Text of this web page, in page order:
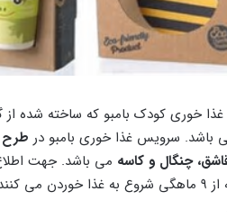
سرویس غذا خوری بامبو در طرح
چنگال و کاسه می باشد. جهت
کودکان وقتی که از ۹ ماهگی شروع به غذا